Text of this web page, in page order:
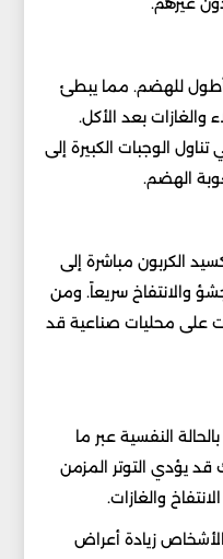
للهضم. مما يبطئ
والغازات بعد الأكل.
الوجبات الكبيرة إلى
الهضم.
الكربون مباشرة إلى
والانتفاخ سريعاً. ومن
على محليات صناعية قد
النفسية عبر ما
قد يؤدي التوتر المزمن
والغازات.
زيادة أعراض